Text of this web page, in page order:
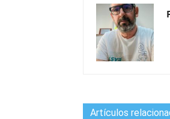
Artículos